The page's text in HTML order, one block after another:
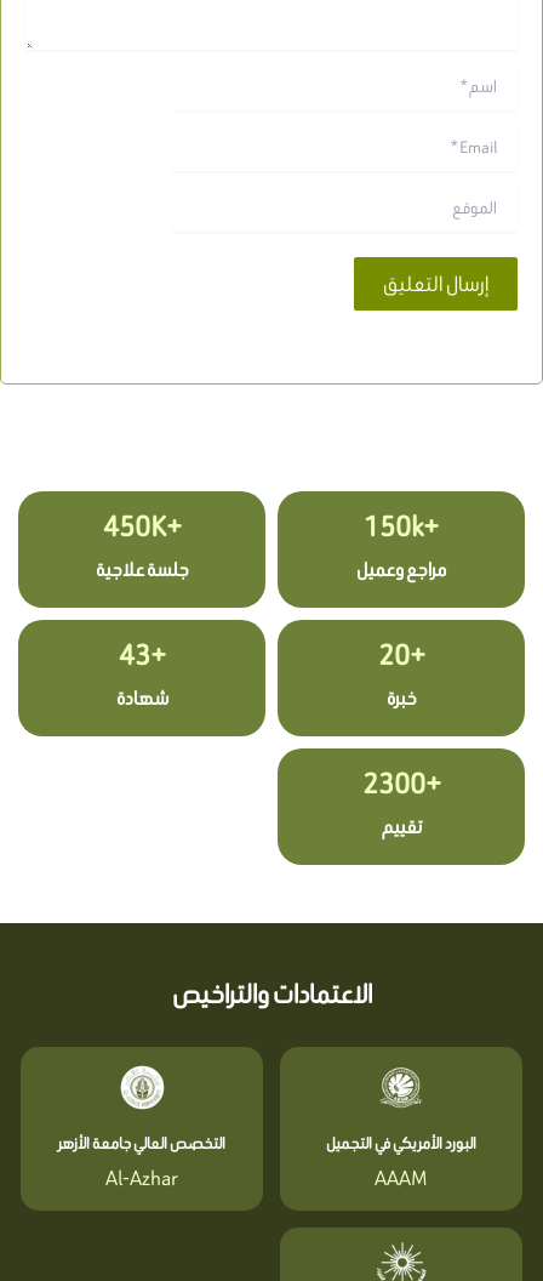
+150k
مراجع وعميل
+450K
جلسة علاجية
+20
خبرة
+43
شهادة
+2300
تقييم
الاعتمادات والتراخيص
البورد الأمريكي في التجميل
AAAM
التخصص العالي جامعة الأزهر
Al-Azhar